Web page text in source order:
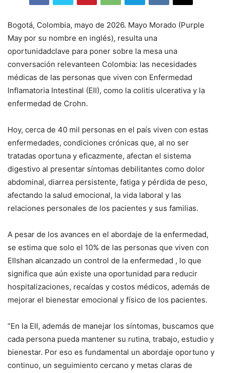
Bogotá, Colombia, mayo de 2026. Mayo Morado (Purple
May por su nombre en inglés), resulta una
oportunidadclave para poner sobre la mesa una
conversación relevanteen Colombia: las necesidades
médicas de las personas que viven con Enfermedad
Inflamatoria Intestinal (EII), como la colitis ulcerativa y la
enfermedad de Crohn.
Hoy, cerca de 40 mil personas en el país viven con estas
enfermedades, condiciones crónicas que, al no ser
tratadas oportuna y eficazmente, afectan el sistema
digestivo al presentar síntomas debilitantes como dolor
abdominal, diarrea persistente, fatiga y pérdida de peso,
afectando la salud emocional, la vida laboral y las
relaciones personales de los pacientes y sus familias.
A pesar de los avances en el abordaje de la enfermedad,
se estima que solo el 10% de las personas que viven con
EIIshan alcanzado un control de la enfermedad , lo que
significa que aún existe una oportunidad para reducir
hospitalizaciones, recaídas y costos médicos, además de
mejorar el bienestar emocional y físico de los pacientes.
“En la EII, además de manejar los síntomas, buscamos que
cada persona pueda mantener su rutina, trabajo, estudio y
bienestar. Por eso es fundamental un abordaje oportuno y
continuo, un seguimiento cercano y metas claras de